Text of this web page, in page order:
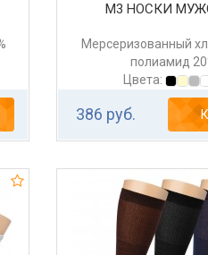
М3 НОСКИ
Мерсеризованный
полиамид
Цвета:
386 руб.